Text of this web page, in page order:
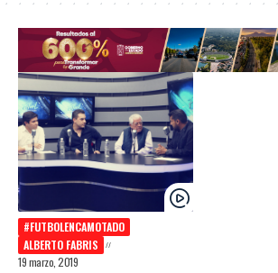
#FUTBOLENCAMOTADO
ALBERTO FABRIS
19 marzo, 2019